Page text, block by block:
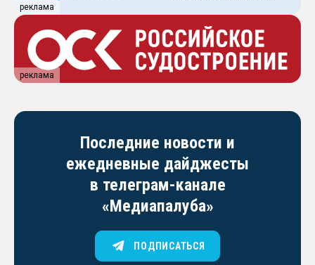
реклама
реклама
Последние новости и
ежедневные дайджесты
в телеграм-канале
«Медиапалуба»
ПОДПИСАТЬСЯ